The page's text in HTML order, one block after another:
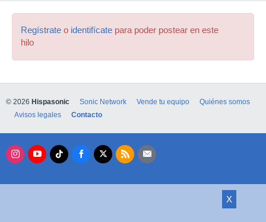
Regístrate o identifícate para poder postear en este
hilo
X
© 2026 Hispasonic Sonic Network Vende tu equipo
Quiénes somos
Avisos legales
Contacto